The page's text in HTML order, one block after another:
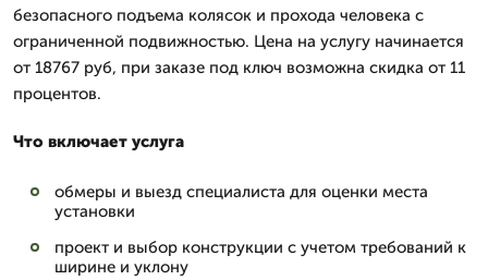
безопасного подъема колясок и прохода человека с
ограниченной подвижностью. Цена на услугу начинается
от 18767 руб, при заказе под ключ возможна скидка от 11
процентов.
Что включает услуга
обмеры и выезд специалиста для оценки места
установки
проект и выбор конструкции с учетом требований к
ширине и уклону